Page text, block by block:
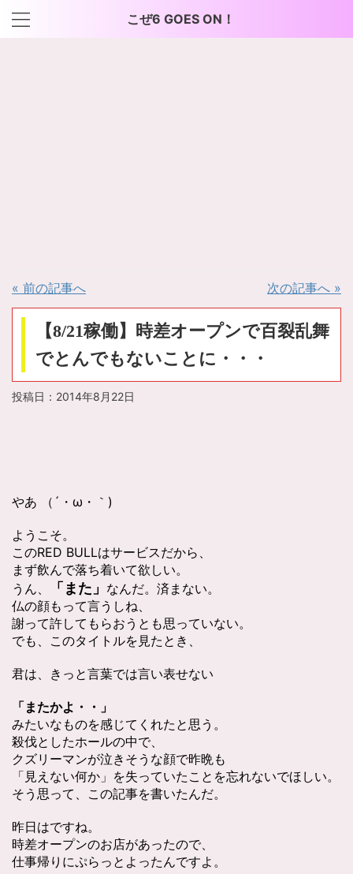
こぜ6 GOES ON！
« 前の記事へ 次の記事へ »
【8/21稼働】時差オープンで百裂乱舞
でとんでもないことに・・・
投稿日： 2014年8月22日
やあ （´・ω・｀)
ようこそ。
このRED BULLはサービスだから、
まず飲んで落ち着いて欲しい。
うん、
「また」 なんだ。済まない。
仏の顔もって言うしね、
謝って許してもらおうとも思っていない。
でも、このタイトルを見たとき、
君は、きっと言葉では言い表せない
「またかよ・・」
みたいなものを感じてくれたと思う。
殺伐としたホールの中で、
クズリーマンが泣きそうな顔で昨晩も
「見えない何か」を失っていたことを忘れないでほしい。
そう思って、この記事を書いたんだ。
昨日はですね。
時差オープンのお店があったので、
仕事帰りにぷらっとよったんですよ。